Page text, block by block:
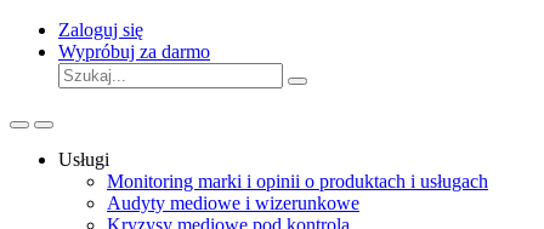
Zaloguj się
Wypróbuj za darmo
Usługi
Monitoring marki i opinii o produktach i usługach
Audyty mediowe i wizerunkowe
Kryzysy mediowe pod kontrolą